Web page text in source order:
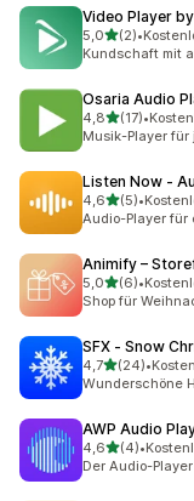
Video Player
5,0von 5 Sternen
(2)
2 Rezensionen
•
Kundschaft mit
Osaria Audio
4,8von 5
(17)
17 Rezensionen
•
Musik-Player
Listen Now ‑
4,6von 5
(5)
5 Rezensionen
•
Audio-Player für
Animify –
5,0von 5 Sternen
(6)
6 Rezensionen
•
Shop für
SFX ‑ Snow
4,7von 5 Sternen
(24)
24 Rezensionen
•
Wunderschöne
AWP Audio
4,6von 5
(4)
4 Rezensionen
•
Der Audio-